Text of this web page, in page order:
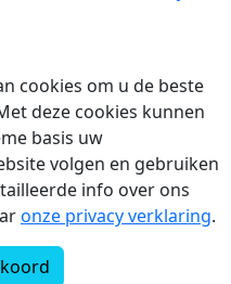
cookies om u de beste
deze cookies kunnen
basis uw
volgen en gebruiken
info over ons
onze privacy verklaring.